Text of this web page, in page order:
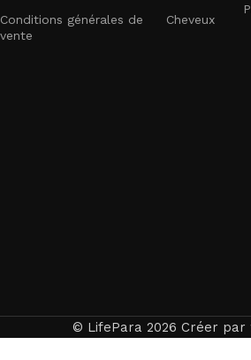
Conditions générales de
vente
Cheveux
© LifePara 2026 Créer par